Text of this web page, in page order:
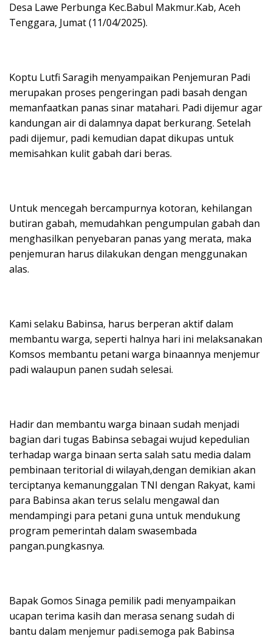
Desa Lawe Perbunga Kec.Babul Makmur.Kab, Aceh
Tenggara, Jumat (11/04/2025).
Koptu Lutfi Saragih menyampaikan Penjemuran Padi
merupakan proses pengeringan padi basah dengan
memanfaatkan panas sinar matahari. Padi dijemur agar
kandungan air di dalamnya dapat berkurang. Setelah
padi dijemur, padi kemudian dapat dikupas untuk
memisahkan kulit gabah dari beras.
Untuk mencegah bercampurnya kotoran, kehilangan
butiran gabah, memudahkan pengumpulan gabah dan
menghasilkan penyebaran panas yang merata, maka
penjemuran harus dilakukan dengan menggunakan
alas.
Kami selaku Babinsa, harus berperan aktif dalam
membantu warga, seperti halnya hari ini melaksanakan
Komsos membantu petani warga binaannya menjemur
padi walaupun panen sudah selesai.
Hadir dan membantu warga binaan sudah menjadi
bagian dari tugas Babinsa sebagai wujud kepedulian
terhadap warga binaan serta salah satu media dalam
pembinaan teritorial di wilayah,dengan demikian akan
terciptanya kemanunggalan TNI dengan Rakyat, kami
para Babinsa akan terus selalu mengawal dan
mendampingi para petani guna untuk mendukung
program pemerintah dalam swasembada
pangan.pungkasnya.
Bapak Gomos Sinaga pemilik padi menyampaikan
ucapan terima kasih dan merasa senang sudah di
bantu dalam menjemur padi.semoga pak Babinsa